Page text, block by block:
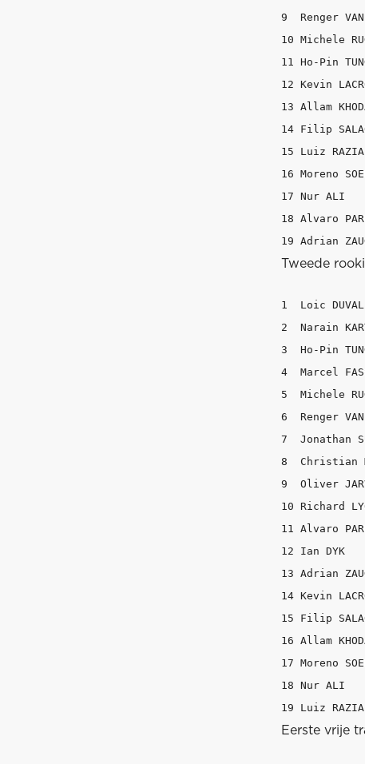
9  Renger VAN
10 Michele
11 Ho-Pin
12 Kevin
13 Allam
14 Filip
15 Luiz
16 Moreno
17 Nur ALI
18 Alvaro
Tweede
1  Loic
2  Narain
3  Ho-Pin
4  Marcel
5  Michele
6  Renger VAN
7  Jonathan
8  Christian
9  Oliver
10 Richard
11 Alvaro
12 Ian DYK
13 Adrian
14 Kevin
15 Filip
16 Allam
17 Moreno
18 Nur ALI
Eerste vrije